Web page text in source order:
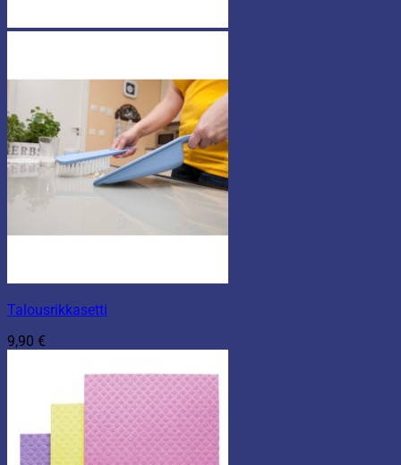
Talousrikkasetti
9,90 €